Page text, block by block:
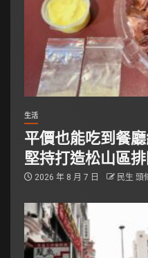
生活
平價也能吃到餐
堅持打造松山區
2026 年 8 月 7 日 民生 頭